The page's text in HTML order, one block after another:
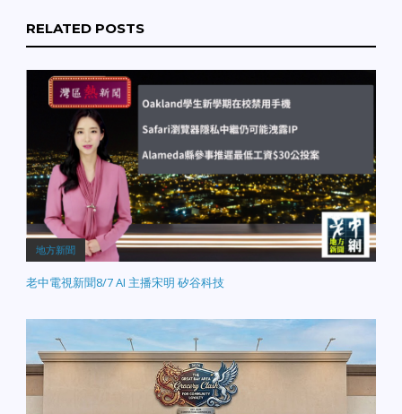
RELATED POSTS
地方新聞
老中電視新聞8/7 AI 主播宋明 矽谷科技